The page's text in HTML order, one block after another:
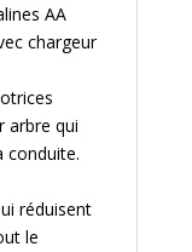
AA
chargeur
arbre qui
conduite.
réduisent
le